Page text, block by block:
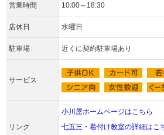
営業時間 10:00～18:30
店休日 水曜日
駐車場 近くに契約駐車場あり
サービス
リンク
小川屋ホームページはこちら
七五三・着付け教室の詳細はこ